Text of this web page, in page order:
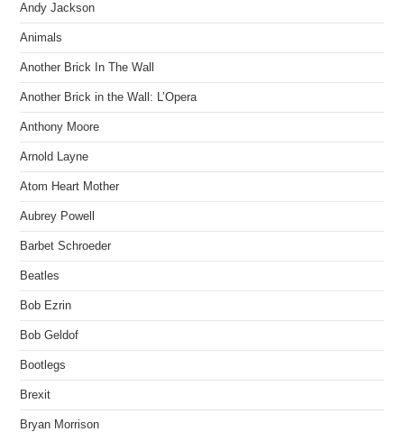
Andy Jackson
Animals
Another Brick In The Wall
Another Brick in the Wall: L’Opera
Anthony Moore
Arnold Layne
Atom Heart Mother
Aubrey Powell
Barbet Schroeder
Beatles
Bob Ezrin
Bob Geldof
Bootlegs
Brexit
Bryan Morrison